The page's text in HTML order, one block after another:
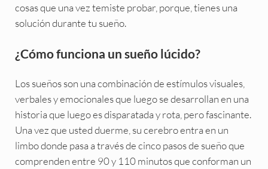
cosas que una vez temiste probar, porque, tienes una
solución durante tu sueño.
¿Cómo funciona un sueño lúcido?
Los sueños son una combinación de estímulos visuales,
verbales y emocionales que luego se desarrollan en una
historia que luego es disparatada y rota, pero fascinante.
Una vez que usted duerme, su cerebro entra en un
limbo donde pasa a través de cinco pasos de sueño que
comprenden entre 90 y 110 minutos que conforman un